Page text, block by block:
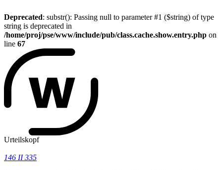
Deprecated: substr(): Passing null to parameter #1 ($string) of type
string is deprecated in
/home/proj/pse/www/include/pub/class.cache.show.entry.php on
line 67
Urteilskopf
146 II 335